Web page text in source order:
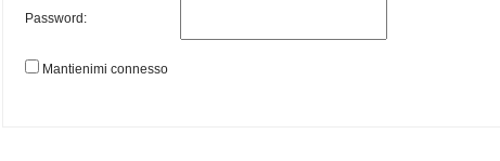
Password:
Mantienimi connesso